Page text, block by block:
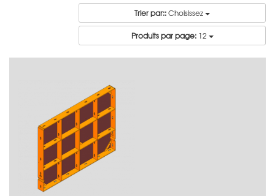
Trier par::Choisissez
Produits par page: 12